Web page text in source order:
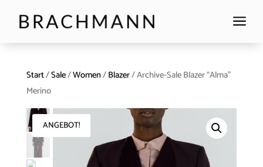
a
Start/Sale/Women/Blazer/ Archive-Sale Blazer “Alma”
Merino
ANGEBOT!